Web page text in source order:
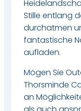
Stille entlang
durchatmen
fantastische
aufladen.
Mögen Sie
Thorsminde
an